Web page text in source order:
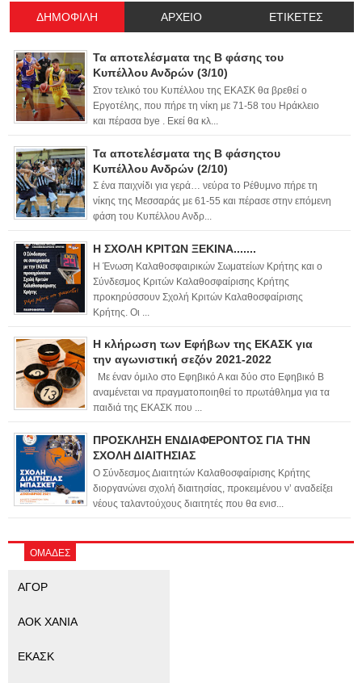
ΔΗΜΟΦΙΛΗ ΑΡΧΕΙΟ ΕΤΙΚΕΤΕΣ
Τα αποτελέσματα της Β φάσης του
Κυπέλλου Ανδρών (3/10)
Στον τελικό του Κυπέλλου της ΕΚΑΣΚ θα βρεθεί ο
Εργοτέλης, που πήρε τη νίκη με 71-58 του Ηράκλειο
και πέρασα bye . Εκεί θα κλ...
Τα αποτελέσματα της Β φάσηςτου
Κυπέλλου Ανδρών (2/10)
Σ ένα παιχνίδι για γερά… νεύρα το Ρέθυμνο πήρε τη
νίκης της Μεσσαράς με 61-55 και πέρασε στην επόμενη
φάση του Κυπέλλου Ανδρ...
Η ΣΧΟΛΗ ΚΡΙΤΩΝ ΞΕΚΙΝΑ.......
Η Ένωση Καλαθοσφαιρικών Σωματείων Κρήτης και ο
Σύνδεσμος Κριτών Καλαθοσφαίρισης Κρήτης
προκηρύσσουν Σχολή Κριτών Καλαθοσφαίρισης
Κρήτης. Οι ...
Η κλήρωση των Εφήβων της ΕΚΑΣΚ για
την αγωνιστική σεζόν 2021-2022
Με έναν όμιλο στο Εφηβικό Α και δύο στο Εφηβικό Β
αναμένεται να πραγματοποιηθεί το πρωτάθλημα για τα
παιδιά της ΕΚΑΣΚ που ...
ΠΡΟΣΚΛΗΣΗ ΕΝΔΙΑΦΕΡΟΝΤΟΣ ΓΙΑ ΤΗΝ
ΣΧΟΛΗ ΔΙΑΙΤΗΣΙΑΣ
Ο Σύνδεσμος Διαιτητών Καλαθοσφαίρισης Κρήτης
διοργανώνει σχολή διαιτησίας, προκειμένου ν’ αναδείξει
νέους ταλαντούχους διαιτητές που θα ενισ...
ΟΜΑΔΕΣ
ΑΓΟΡ
ΑΟΚ ΧΑΝΙΑ
ΕΚΑΣΚ